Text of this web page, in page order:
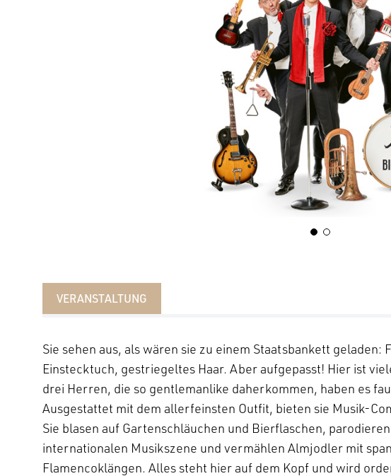
VERANSTALTUNG
Sie sehen aus, als wären sie zu einem Staatsbankett geladen:
Einstecktuch, gestriegeltes Haar. Aber aufgepasst! Hier ist
drei Herren, die so gentlemanlike daherkommen, haben es
Ausgestattet mit dem allerfeinsten Outfit, bieten sie Musik-
Sie blasen auf Gartenschläuchen und Bierflaschen,
internationalen Musikszene und vermählen Almjodler mit
Flamencoklängen. Alles steht hier auf dem Kopf und wird